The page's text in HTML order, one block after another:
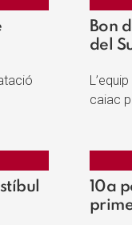
Bon
del
caiac
10a